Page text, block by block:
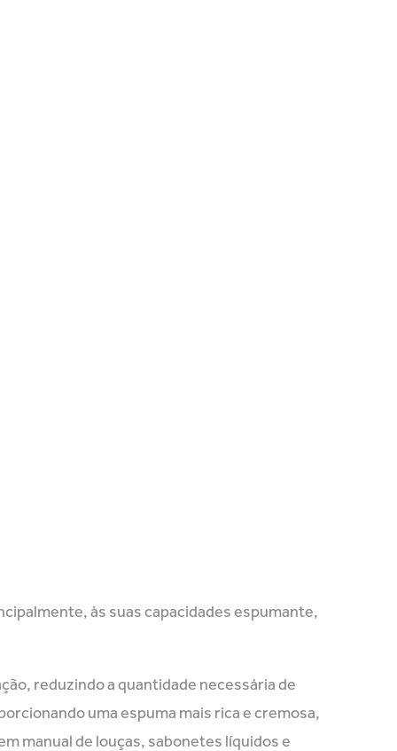
às suas capacidades espumante,
reduzindo a quantidade necessária de
uma espuma mais rica e cremosa,
manual de louças, sabonetes líquidos e